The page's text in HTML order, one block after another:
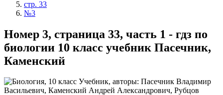
стр. 33
№3
Номер 3, страница 33, часть 1 - гдз по
биологии 10 класс учебник Пасечник,
Каменский